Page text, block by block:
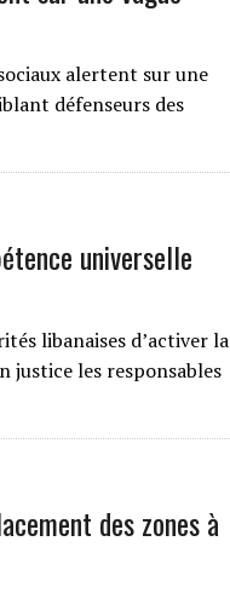
alertent sur une
défenseurs des
universelle
libanaises d’activer la
justice les responsables
des zones à